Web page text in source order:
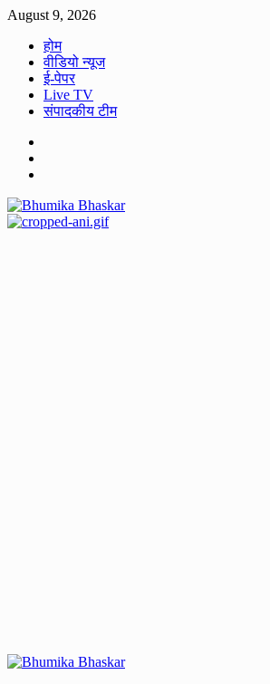
Skip
content
August 9, 2026
होम
वीडियो न्यूज
ई-पेपर
Live TV
संपादकीय टीम
Primary